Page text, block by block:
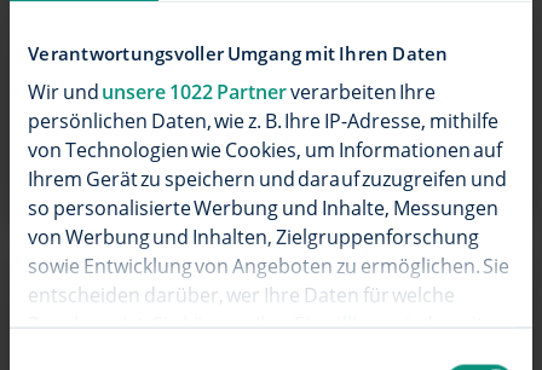
Verantwortungsvoller Umgang mit Ihren Daten
Wir undunsere 1022 Partnerverarbeiten Ihre
persönlichen Daten, wie z. B. Ihre IP-Adresse, mithilfe
von Technologien wie Cookies, um Informationen auf
Ihrem Gerät zu speichern und darauf zuzugreifen und
so personalisierte Werbung und Inhalte, Messungen
von Werbung und Inhalten, Zielgruppenforschung
sowie Entwicklung von Angeboten zu ermöglichen. Sie
entscheiden darüber, wer Ihre Daten für welche
Zwecke nutzt. Sie können Ihre Einwilligung jederzeit
Bestellen
Details
PayTV-Paket: Family